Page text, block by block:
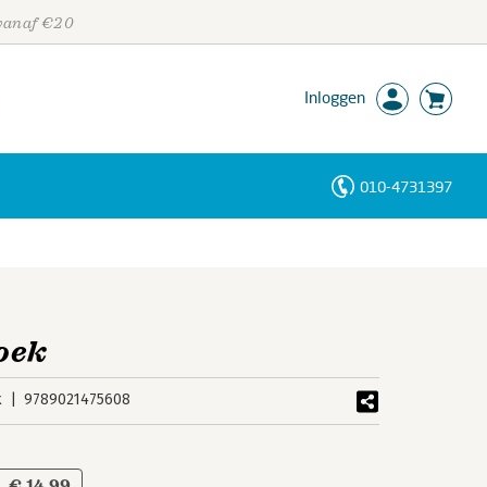
€20
Inloggen
010-4731397
9789021475608
Personen